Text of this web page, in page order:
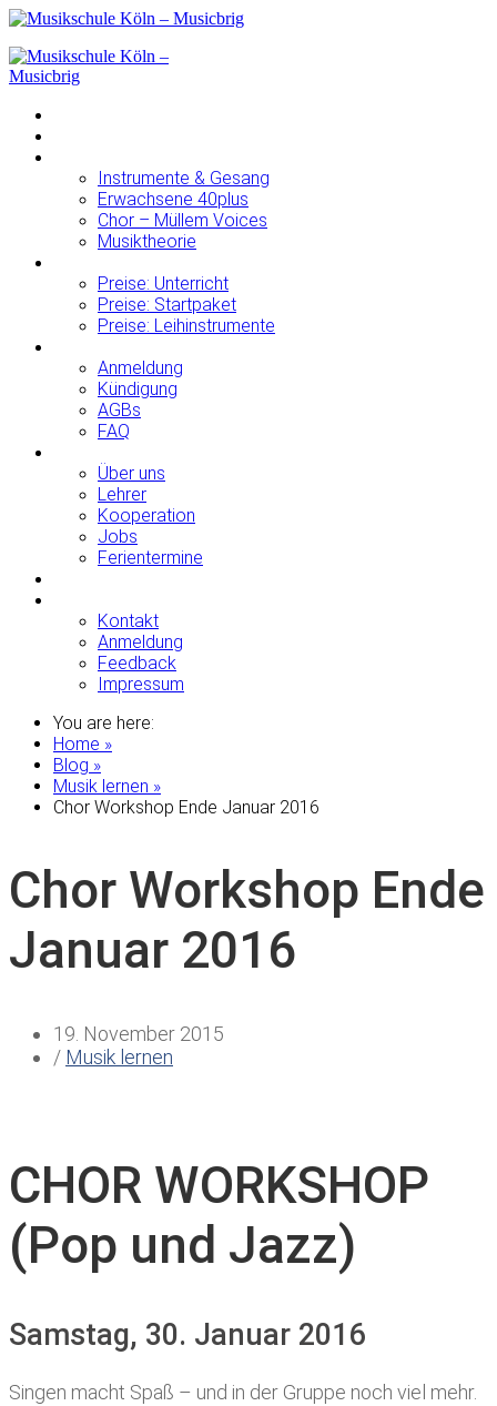
Instrumente & Gesang
Erwachsene 40plus
Chor – Müllem Voices
Musiktheorie
Preise: Unterricht
Preise: Startpaket
Preise: Leihinstrumente
Anmeldung
Kündigung
AGBs
FAQ
Über uns
Lehrer
Kooperation
Jobs
Ferientermine
Kontakt
Anmeldung
Feedback
Impressum
You are here:
Home »
Blog »
Musik lernen »
Chor Workshop Ende Januar 2016
Chor Workshop Ende
Januar 2016
19. November 2015
/ Musik lernen
CHOR WORKSHOP
(Pop und Jazz)
Samstag, 30. Januar 2016
Singen macht Spaß – und in der Gruppe noch viel mehr.